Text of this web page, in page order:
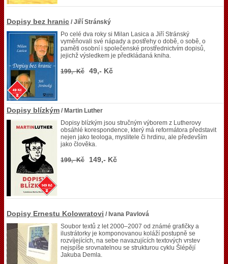
Dopisy bez hranic / Jiří Stránský
Po celé dva roky si Milan Lasica a Jiří Stránský
vyměňovali své nápady a postřehy o době, o sobě, o
paměti osobní i společenské prostřednictvím dopisů,
jejichž výsledkem je předkládaná kniha.
199,- Kč 49,- Kč
Dopisy blízkým / Martin Luther
Dopisy blízkým jsou stručným výborem z Lutherovy
obsáhlé korespondence, který má reformátora představit
nejen jako teologa, myslitele či hrdinu, ale především
jako člověka.
199,- Kč 149,- Kč
Dopisy Ernestu Kolowratovi / Ivana Pavlová
Soubor textů z let 2000–2007 od známé grafičky a
ilustrátorky je komponovanou koláží postupně se
rozvíjejících, na sebe navazujících textových vrstev
nejspíše srovnatelnou se strukturou cyklu Šlépějí
Jakuba Demla.